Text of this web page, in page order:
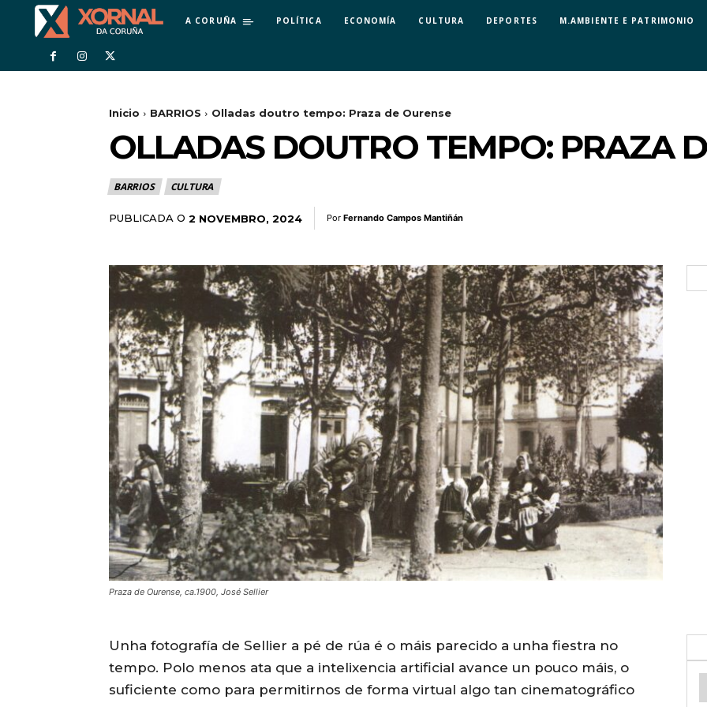
A CORUÑA POLÍTICA ECONOMÍA CULTURA DEPORTES M.AMBIENTE E PATRIMONIO
Inicio BARRIOS Olladas doutro tempo: Praza de Ourense
OLLADAS DOUTRO TEMPO: PRAZA
BARRIOS CULTURA
PUBLICADA O 2 NOVEMBRO, 2024 Por Fernando Campos Mantiñán
Praza de Ourense, ca.1900, José Sellier
Unha fotografía de Sellier a pé de rúa é o máis parecido a unha fiestra no
tempo. Polo menos ata que a intelixencia artificial avance un pouco máis, o
suficiente como para permitirnos de forma virtual algo tan cinematográfico